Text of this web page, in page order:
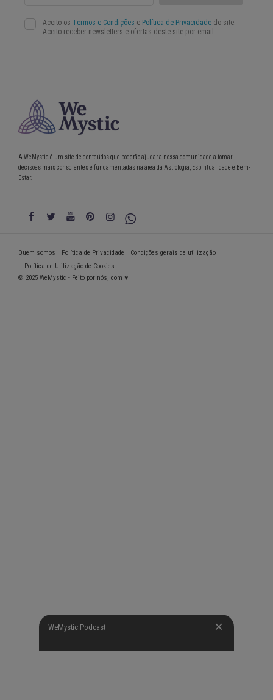
A WeMystic é um site de conteúdos que poderão ajudar a nossa comunidade a tomar
decisões mais conscientes e fundamentadas na área da Astrologia, Espiritualidade e Bem-
Estar.
WeMystic Podcast
Quem somos Política de Privacidade
Condições gerais de utilização
Política de Utilização de Cookies
© 2025 WeMystic - Feito por nós, com ♥